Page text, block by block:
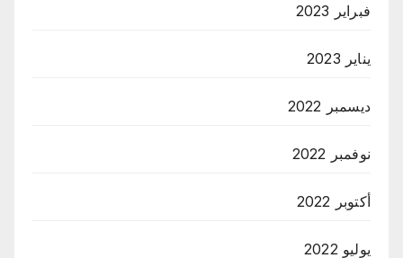
فبراير 2023
يناير 2023
ديسمبر 2022
نوفمبر 2022
أكتوبر 2022
يوليو 2022